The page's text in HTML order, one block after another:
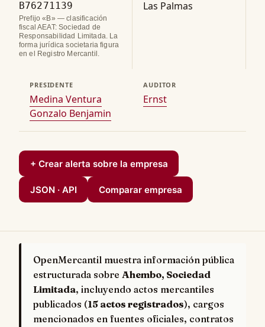
B76271139
Prefijo «B» — clasificación
fiscal AEAT: Sociedad de
Responsabilidad Limitada. La
forma jurídica societaria figura
en el Registro Mercantil.
Las Palmas
PRESIDENTE
Medina Ventura
Gonzalo Benjamin
AUDITOR
Ernst
+ Crear alerta sobre la empresa
JSON · API Comparar empresa
OpenMercantil muestra información pública
estructurada sobre Ahembo, Sociedad
Limitada, incluyendo actos mercantiles
publicados (15 actos registrados), cargos
mencionados en fuentes oficiales, contratos